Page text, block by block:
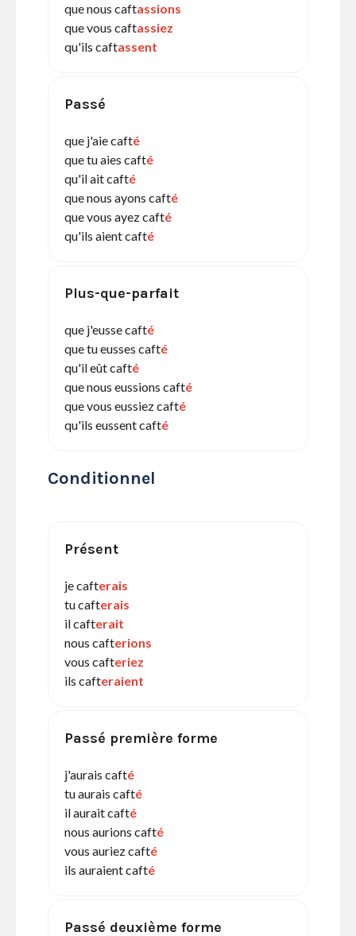
que nous caftassions
que vous caftassiez
qu'ils caftassent
Passé
que j'aie cafté
que tu aies cafté
qu'il ait cafté
que nous ayons cafté
que vous ayez cafté
qu'ils aient cafté
Plus-que-parfait
que j'eusse cafté
que tu eusses cafté
qu'il eût cafté
que nous eussions cafté
que vous eussiez cafté
qu'ils eussent cafté
Conditionnel
Présent
je cafterais
tu cafterais
il cafterait
nous cafterions
vous cafteriez
ils cafteraient
Passé première forme
j'aurais cafté
tu aurais cafté
il aurait cafté
nous aurions cafté
vous auriez cafté
ils auraient cafté
Passé deuxième forme